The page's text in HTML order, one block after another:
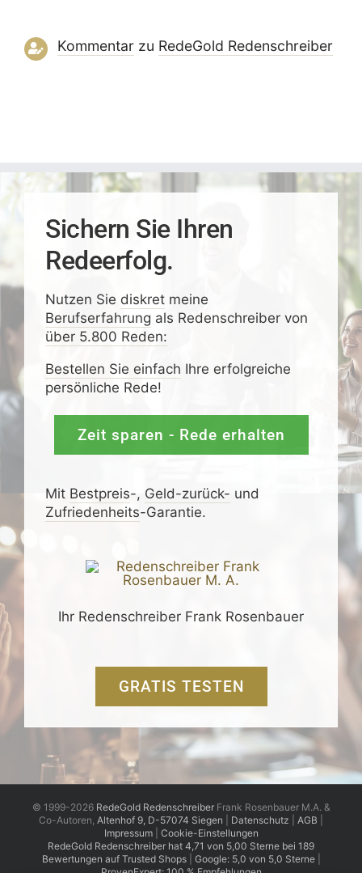
Kommentarzu RedeGold Reden­schreiber
Sichern Sie Ihren
Redeerfolg.
Nutzen Sie diskretmeine
Berufserfahrung als Redenschreiber von
über 5.800 Reden:
Bestellen Sie einfach Ihre erfolgreiche
persönliche Rede!
Zeit sparen - Rede erhalten
Mit Bestpreis-, Geld-zurück- und
Zufrieden­­heits-Garantie.
Ihr Redenschreiber Frank Rosenbauer
GRATIS TESTEN
© 1999-2026 RedeGold RedenschreiberFrank Rosenbauer M.A. &
Co-Autoren, Altenhof 9, D-57074 Siegen Datenschutz AGB
Impressum| Cookie-Einstellungen
RedeGold Redenschreiber hat 4,71 von 5,00 Sterne bei 189
Bewertungen auf Trusted Shops| Google: 5,0 von 5,0 Sterne|